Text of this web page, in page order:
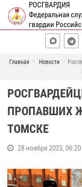
РОСГВАРДИЯ
Федеральная
гвардии
Главная Новости
ПРОПАВШИХ
ТОМСКЕ
28 ноября 2023, 06:20